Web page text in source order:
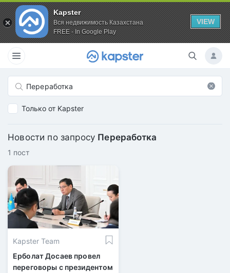
Kapster
Вся недвижимость Казахстана
FREE - In Google Play
VIEW
Только от Kapster
Новости по запросу Переработка
1 пост
Kapster Team
Ерболат Досаев провел
переговоры с президентом